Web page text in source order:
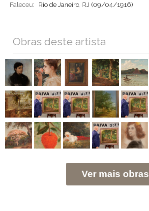
Faleceu:
Rio de Janeiro, RJ (09/04/1916)
Obras deste artista
Ver mais obras